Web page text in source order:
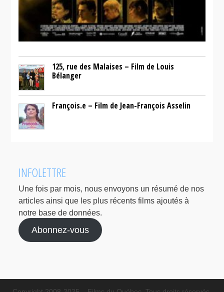
125, rue des Malaises – Film de Louis
Bélanger
François.e – Film de Jean-François Asselin
INFOLETTRE
Une fois par mois, nous envoyons un résumé de nos
articles ainsi que les plus récents films ajoutés à
notre base de données.
Abonnez-vous